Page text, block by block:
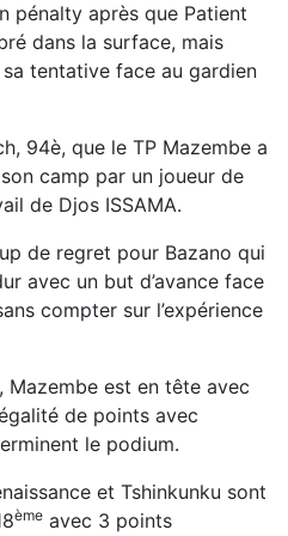
pénalty après que Patient
dans la surface, mais
tentative face au gardien
94è, que le TP Mazembe a
camp par un joueur de
de Djos ISSAMA.
de regret pour Bazano qui
avec un but d’avance face
compter sur l’expérience
est en tête avec
de points avec
le podium.
et Tshinkunku sont
ème avec 3 points